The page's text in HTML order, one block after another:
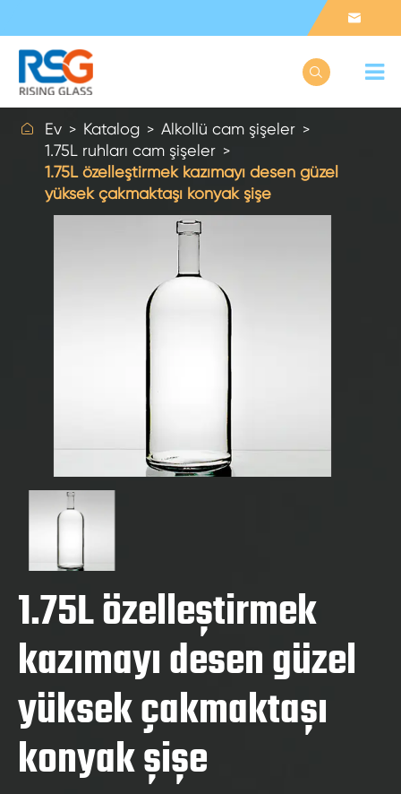


 Ev Katalog
Alkollü cam şişeler
1.75L ruhları cam şişeler
1.75L özelleştirmek kazımayı desen güzel
yüksek çakmaktaşı konyak şişe
1.75L özelleştirmek
kazımayı desen güzel
yüksek çakmaktaşı
konyak şişe